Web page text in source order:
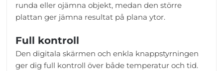
runda eller ojämna objekt, medan den större
plattan ger jämna resultat på plana ytor.
Full kontroll
Den digitala skärmen och enkla knappstyrningen
ger dig full kontroll över både temperatur och tid.